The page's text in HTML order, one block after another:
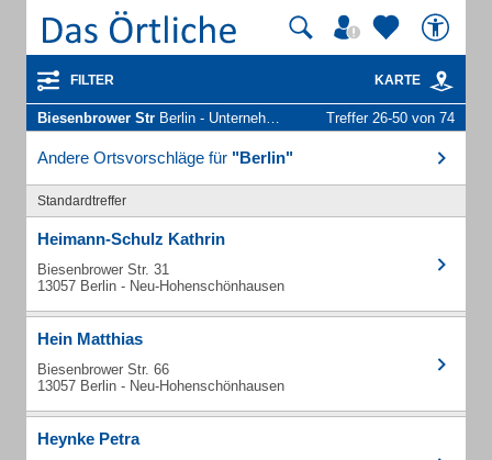
FILTER KARTE
Biesenbrower Str Berlin - Unternehmen und Personen Treffer 26-50 von 74
Andere Ortsvorschläge für "Berlin"
Standardtreffer
Heimann-Schulz Kathrin
Biesenbrower Str. 31
13057 Berlin - Neu-Hohenschönhausen
Hein Matthias
Biesenbrower Str. 66
13057 Berlin - Neu-Hohenschönhausen
Heynke Petra